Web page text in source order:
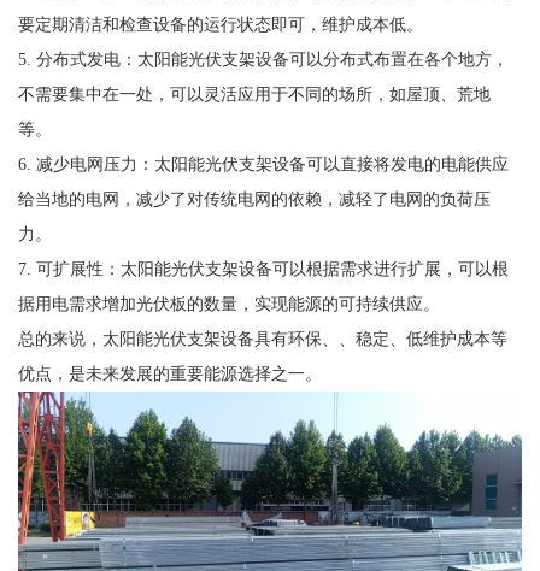
要定期清洁和检查设备的运行状态即可，维护成本低。
5. 分布式发电：太阳能光伏支架设备可以分布式布置在各个地方，
不需要集中在一处，可以灵活应用于不同的场所，如屋顶、荒地
等。
6. 减少电网压力：太阳能光伏支架设备可以直接将发电的电能供应
给当地的电网，减少了对传统电网的依赖，减轻了电网的负荷压
力。
7. 可扩展性：太阳能光伏支架设备可以根据需求进行扩展，可以根
据用电需求增加光伏板的数量，实现能源的可持续供应。
总的来说，太阳能光伏支架设备具有环保、、稳定、低维护成本等
优点，是未来发展的重要能源选择之一。